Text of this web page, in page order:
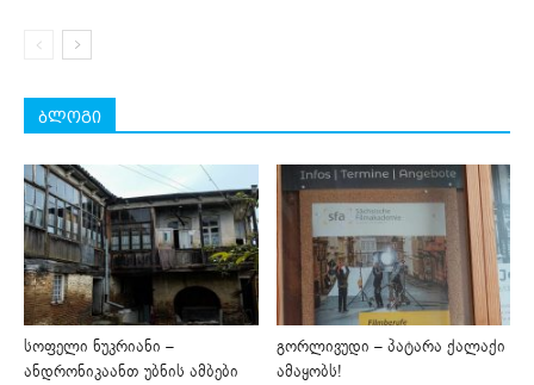
ბლოგი
სოფელი ნუკრიანი –
ანდრონიკაანთ უბნის ამბები
გორლივუდი – პატარა ქალაქი
ამაყობს!